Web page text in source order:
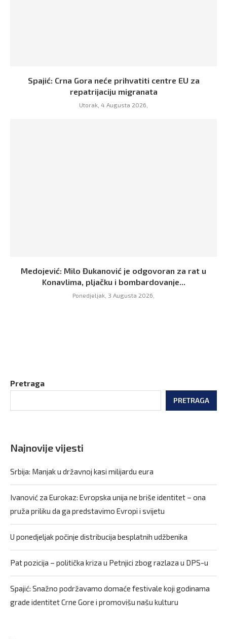
Spajić: Crna Gora neće prihvatiti centre EU za
repatrijaciju migranata
Utorak, 4 Augusta 2026,
Medojević: Milo Đukanović je odgovoran za rat u
Konavlima, pljačku i bombardovanje...
Ponedjeljak, 3 Augusta 2026,
Pretraga
PRETRAGA
Najnovije vijesti
Srbija: Manjak u državnoj kasi milijardu eura
Ivanović za Eurokaz: Evropska unija ne briše identitet – ona
pruža priliku da ga predstavimo Evropi i svijetu
U ponedjeljak počinje distribucija besplatnih udžbenika
Pat pozicija – politička kriza u Petnjici zbog razlaza u DPS-u
Spajić: Snažno podržavamo domaće festivale koji godinama
grade identitet Crne Gore i promovišu našu kulturu